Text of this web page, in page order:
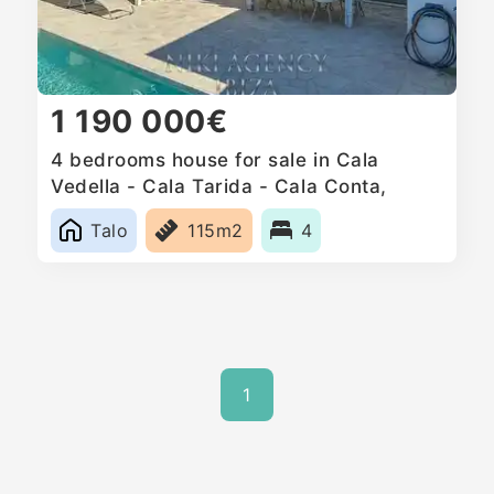
1 190 000€
4 bedrooms house for sale in Cala
Vedella - Cala Tarida - Cala Conta,
Spain
Talo
115m2 4
1